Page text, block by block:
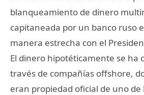
blanqueamiento de dinero
capitaneada por un banco ruso
manera estrecha con el
El dinero hipotéticamente se ha
través de compañías offshore,
eran propiedad oficial de uno de